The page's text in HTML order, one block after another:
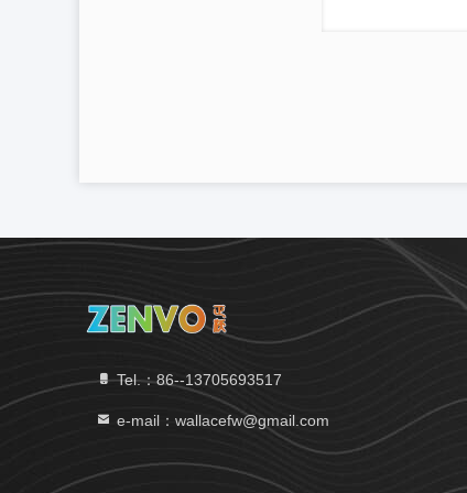
Tel.：86--13705693517
e-mail：wallacefw@gmail.com